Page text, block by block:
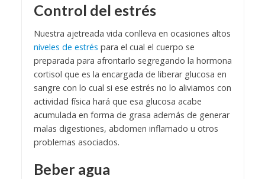
Control del estrés
Nuestra ajetreada vida conlleva en ocasiones altos
niveles de estrés para el cual el cuerpo se
preparada para afrontarlo segregando la hormona
cortisol que es la encargada de liberar glucosa en
sangre con lo cual si ese estrés no lo aliviamos con
actividad física hará que esa glucosa acabe
acumulada en forma de grasa además de generar
malas digestiones, abdomen inflamado u otros
problemas asociados.
Beber agua